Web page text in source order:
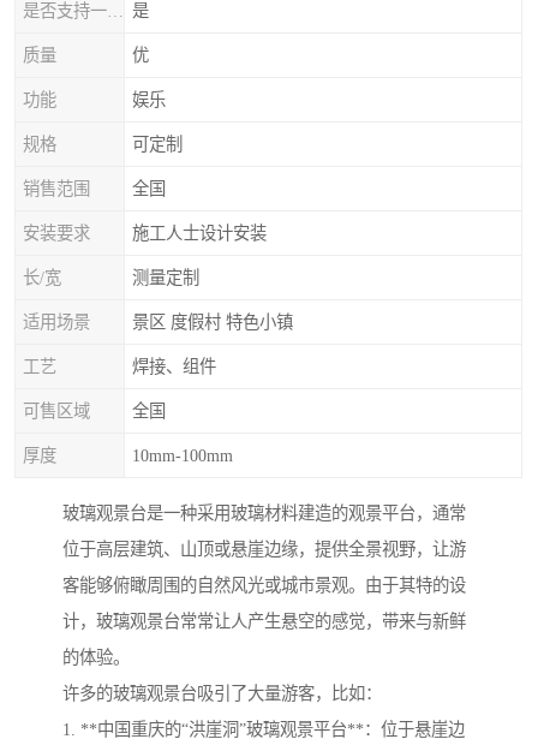
是
质量 优
功能 娱乐
规格 可定制
销售范围 全国
安装要求 施工人士设计安装
长/宽 测量定制
适用场景 景区 度假村 特色小镇
工艺 焊接、组件
可售区域 全国
厚度 10mm-100mm
玻璃观景台是一种采用玻璃材料建造的观景平台，通常
位于高层建筑、山顶或悬崖边缘，提供全景视野，让游
客能够俯瞰周围的自然风光或城市景观。由于其特的设
计，玻璃观景台常常让人产生悬空的感觉，带来与新鲜
的体验。
许多的玻璃观景台吸引了大量游客，比如：
1. **中国重庆的“洪崖洞”玻璃观景平台**：位于悬崖边